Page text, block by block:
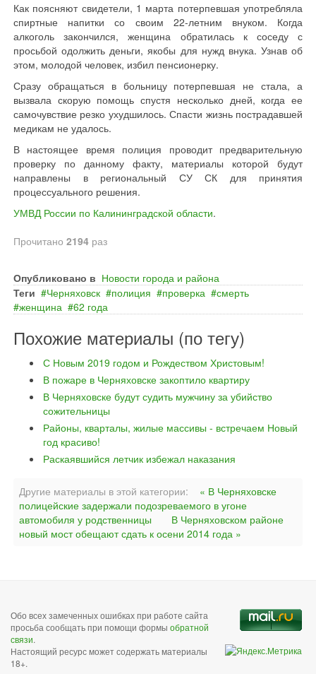
Как поясняют свидетели, 1 марта потерпевшая употребляла
спиртные напитки со своим 22-летним внуком. Когда
алкоголь закончился, женщина обратилась к соседу с
просьбой одолжить деньги, якобы для нужд внука. Узнав об
этом, молодой человек, избил пенсионерку.
Сразу обращаться в больницу потерпевшая не стала, а
вызвала скорую помощь спустя несколько дней, когда ее
самочувствие резко ухудшилось. Спасти жизнь пострадавшей
медикам не удалось.
В настоящее время полиция проводит предварительную
проверку по данному факту, материалы которой будут
направлены в региональный СУ СК для принятия
процессуального решения.
УМВД России по Калининградской области.
Прочитано 2194 раз
Опубликовано в Новости города и района
Теги
Черняховск полиция проверка
смерть
женщина
62 года
Похожие материалы (по тегу)
С Новым 2019 годом и Рождеством Христовым!
В пожаре в Черняховске закоптило квартиру
В Черняховске будут судить мужчину за убийство
сожительницы
Районы, кварталы, жилые массивы - встречаем Новый
год красиво!
Раскаявшийся летчик избежал наказания
Другие материалы в этой категории:
« В Черняховске
полицейские задержали подозреваемого в угоне
автомобиля у родственницы
В Черняховском районе
новый мост обещают сдать к осени 2014 года »
Обо всех замеченных ошибках при работе сайта
просьба сообщать при помощи формы обратной
связи.
Настоящий ресурс может содержать материалы
18+.